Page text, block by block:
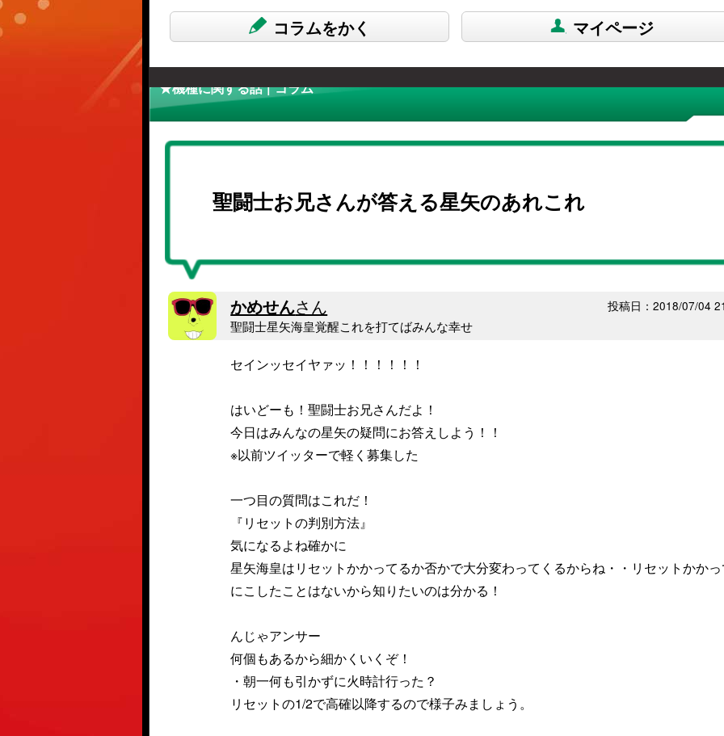
コラムをかく マイページ
★機種に関する話 | コラム
聖闘士お兄さんが答える星矢のあれこれ
かめせんさん
聖闘士星矢海皇覚醒これを打てばみんな幸せ
投稿日：2018/07/04
セインッセイヤァッ！！！！！！
はいどーも！聖闘士お兄さんだよ！
今日はみんなの星矢の疑問にお答えしよう！！
※以前ツイッターで軽く募集した
一つ目の質問はこれだ！
『リセットの判別方法』
気になるよね確かに
星矢海皇はリセットかかってるか否かで大分変わってくるからね・・リセットかか
にこしたことはないから知りたいのは分かる！
んじゃアンサー
何個もあるから細かくいくぞ！
・朝一何も引かずに火時計行った？
リセットの1/2で高確以降するので様子みましょう。